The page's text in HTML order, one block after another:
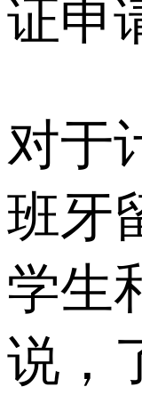
证申
对于
班牙
学生
说，